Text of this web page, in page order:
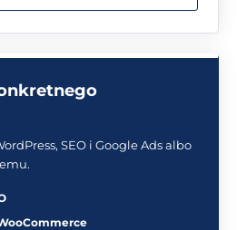
SEO i Google Ads albo